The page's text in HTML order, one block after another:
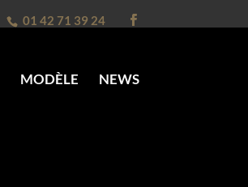
01 42 71 39 24
MODÈLE NEWS